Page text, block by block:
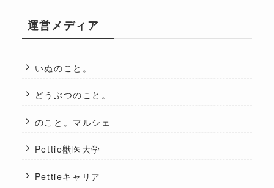
運営メディア
いぬのこと。
どうぶつのこと。
のこと。マルシェ
Pettie獣医大学
Pettieキャリア